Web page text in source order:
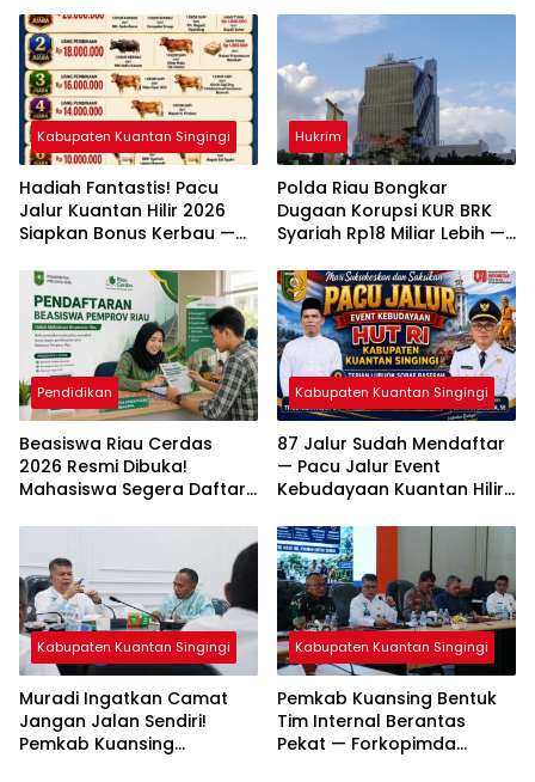
Kabupaten Kuantan Singingi
Hadiah Fantastis! Pacu
Jalur Kuantan Hilir 2026
Siapkan Bonus Kerbau —
Puluhan Juta Rupiah
Hukrim
Polda Riau Bongkar
Dugaan Korupsi KUR BRK
Syariah Rp18 Miliar Lebih —
Dijerat
Pendidikan
Beasiswa Riau Cerdas
2026 Resmi Dibuka!
Mahasiswa Segera Daftar
Jadwalnya
Kabupaten Kuantan Singingi
87 Jalur Sudah Mendaftar
— Pacu Jalur Event
Kebudayaan Kuantan Hilir
Rekor Peserta
Kabupaten Kuantan Singingi
Muradi Ingatkan Camat
Jangan Jalan Sendiri!
Pemkab Kuansing
Kabupaten Kuantan Singingi
Pemkab Kuansing Bentuk
Tim Internal Berantas
Pekat — Forkopimda